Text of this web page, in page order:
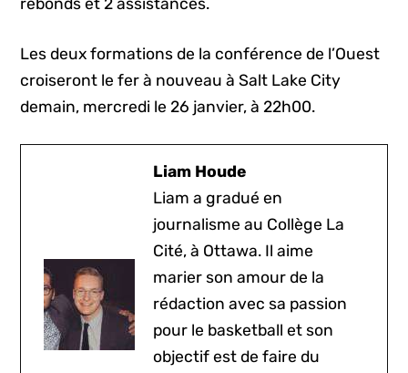
Les deux formations de la conférence de l’Ouest
croiseront le fer à nouveau à Salt Lake City
demain, mercredi le 26 janvier, à 22h00.
Liam Houde
Liam a gradué en
journalisme au Collège La
Cité, à Ottawa. Il aime
marier son amour de la
rédaction avec sa passion
pour le basketball et son
objectif est de faire du